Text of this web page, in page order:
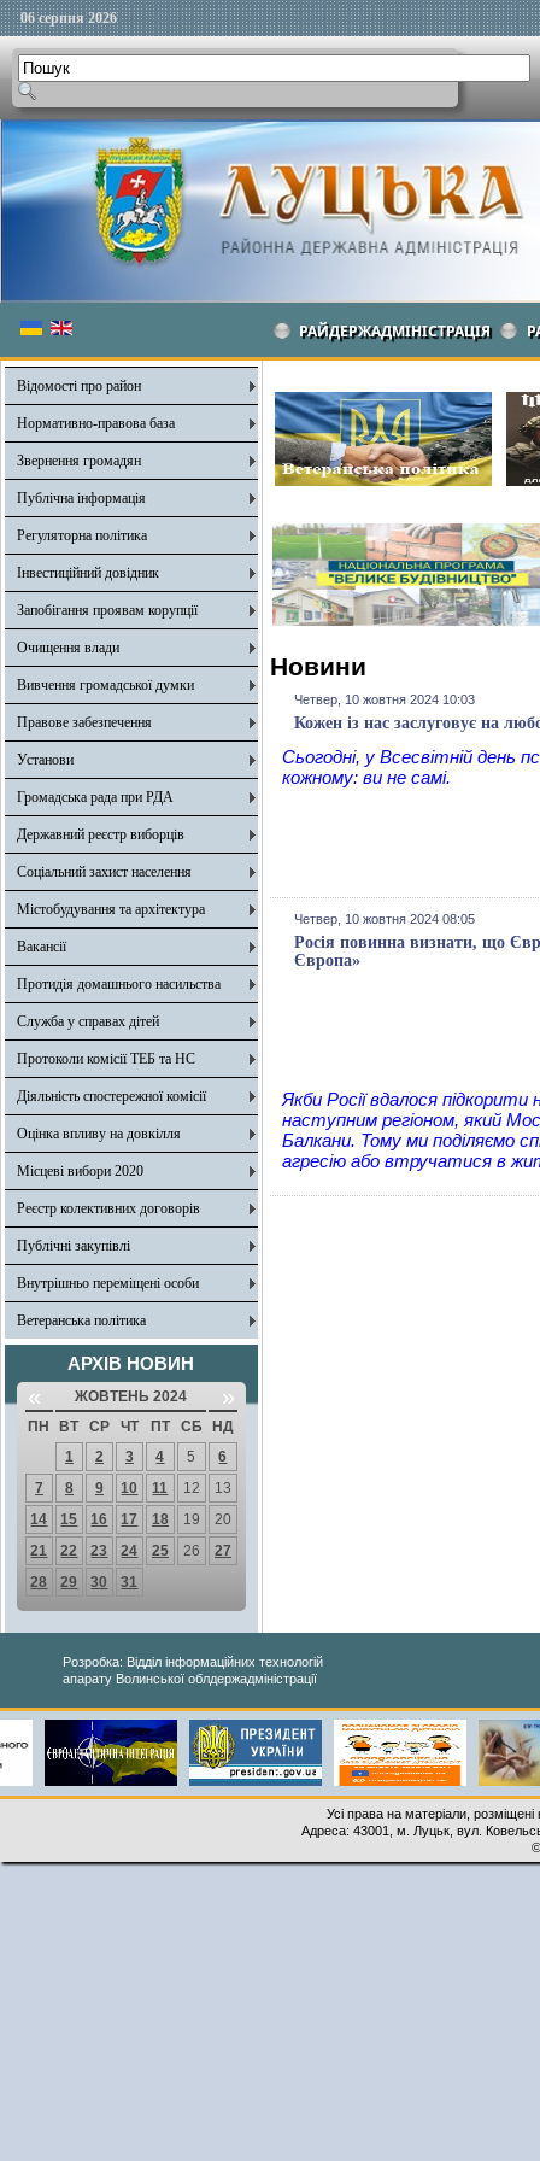
06 серпня 2026
РАЙДЕРЖАДМІНІСТРАЦІЯ
Відомості про район
Нормативно-правова база
Звернення громадян
Публічна інформація
Регуляторна політика
Інвестиційний довідник
Запобігання проявам корупції
Очищення влади
Вивчення громадської думки
Правове забезпечення
Установи
Громадська рада при РДА
Державний реєстр виборців
Соціальний захист населення
Містобудування та архітектура
Вакансії
Протидія домашнього насильства
Служба у справах дітей
Протоколи комісії ТЕБ та НС
Діяльність спостережної комісії
Оцінка впливу на довкілля
Місцеві вибори 2020
Реєстр колективних договорів
Публічні закупівлі
Внутрішньо переміщені особи
Ветеранська політика
АРХІВ НОВИН
« ЖОВТЕНЬ 2024 »
ПН ВТ СР ЧТ ПТ СБ
НД
1
2 3 4 5
6
7
8 9 10 11 12
13
14
15 16 17 18 19
20
21
22 23 24 25 26
27
28
29 30 31
Новини
Четвер, 10 жовтня 2024 10:03
Кожен із нас заслуговує на
Сьогодні, у Всесвітній день
кожному: ви не самі.
Четвер, 10 жовтня 2024 08:05
Росія повинна визнати, що
Європа»
Якби Росії вдалося
наступним регіоном, який
Балкани. Тому ми поділяємо
агресію або втручатися в
Розробка: Відділ інформаційних технологій
апарату Волинської облдержадміністрації
Усі права на матеріали,
Адреса: 43001, м. Луцьк, вул.